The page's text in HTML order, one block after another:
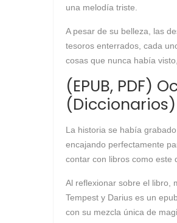
una melodía triste.
A pesar de su belleza, las
tesoros enterrados, cada
cosas que nunca había
(EPUB, PDF)
(Diccionarios)
La historia se había
encajando perfectamente
contar con libros como este
Al reflexionar sobre el libro,
Tempest y Darius es un
con su mezcla única de